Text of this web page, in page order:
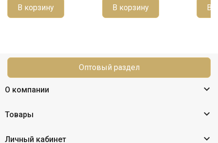
В корзину В корзину В
Оптовый раздел
О компании 
Товары 
Личный кабинет 